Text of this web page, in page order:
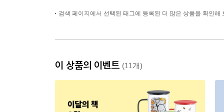
검색 페이지에서 선택된 태그에 등록된 더 많은 상품을 확인해
이 상품의 이벤트 (11개)